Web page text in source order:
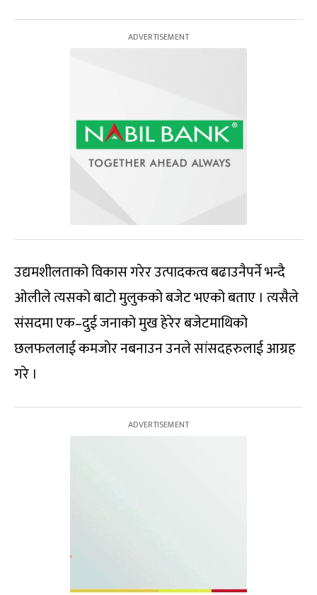
उद्यमशीलताको विकास गरेर उत्पादकत्व बढाउनैपर्ने भन्दै
ओलीले त्यसको बाटो मुलुकको बजेट भएको बताए । त्यसैले
संसदमा एक–दुई जनाको मुख हेरेर बजेटमाथिको
छलफललाई कमजोर नबनाउन उनले सांसदहरुलाई आग्रह
गरे ।